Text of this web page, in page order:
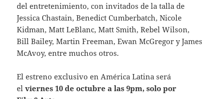
del entretenimiento, con invitados de la talla de
Jessica Chastain, Benedict Cumberbatch, Nicole
Kidman, Matt LeBlanc, Matt Smith, Rebel Wilson,
Bill Bailey, Martin Freeman, Ewan McGregor y James
McAvoy, entre muchos otros.
El estreno exclusivo en América Latina será
el viernes 10 de octubre a las 9pm, solo por